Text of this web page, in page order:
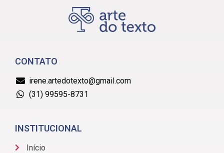
CONTATO
irene.artedotexto@gmail.com
(31) 99595-8731
INSTITUCIONAL
Início